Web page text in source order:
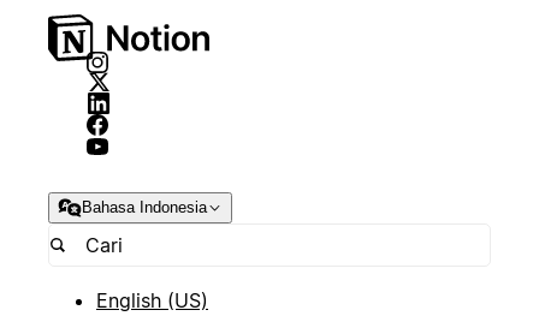
Bahasa Indonesia
English (US)